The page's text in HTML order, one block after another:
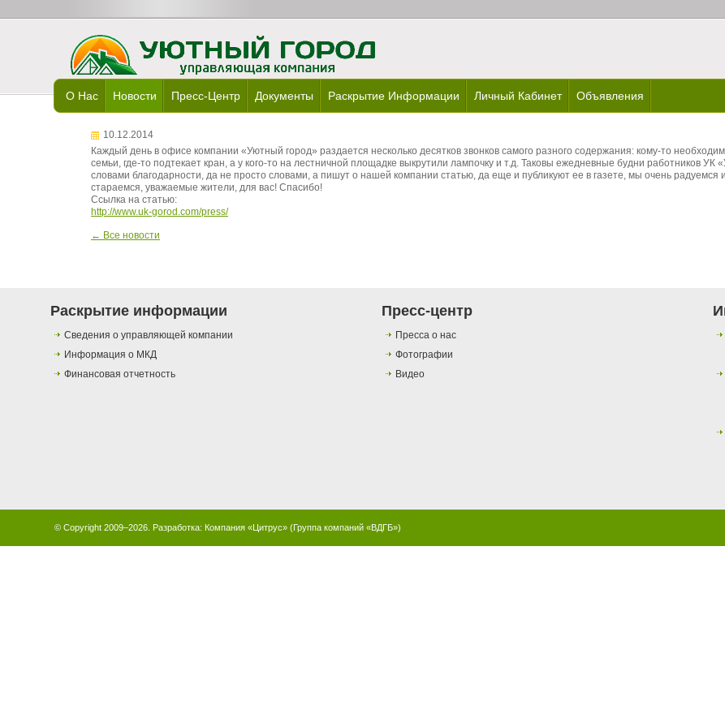
О Нас Новости Пресс-Центр Документы Раскрытие Информации Личный Кабинет Объявления
10.12.2014
Каждый день в офисе компании «Уютный город» раздается несколько десятков звонков самого разного содержания: кому-то
семьи, где-то подтекает кран, а у кого-то на лестничной площадке выкрутили лампочку и т.д. Таковы ежедневные будни работников
словами благодарности, да не просто словами, а пишут о нашей компании статью, да еще и публикуют ее в газете, мы очень
стараемся, уважаемые жители, для вас! Спасибо!
Ссылка на статью:
http://www.uk-gorod.com/press/
← Все новости
Раскрытие информации
Сведения о управляющей компании
Информация о МКД
Финансовая отчетность
Пресс-центр
Пресса о нас
Фотографии
Видео
© Copyright 2009–2026. Разработка: Компания «Цитрус» (Группа компаний «ВДГБ»)